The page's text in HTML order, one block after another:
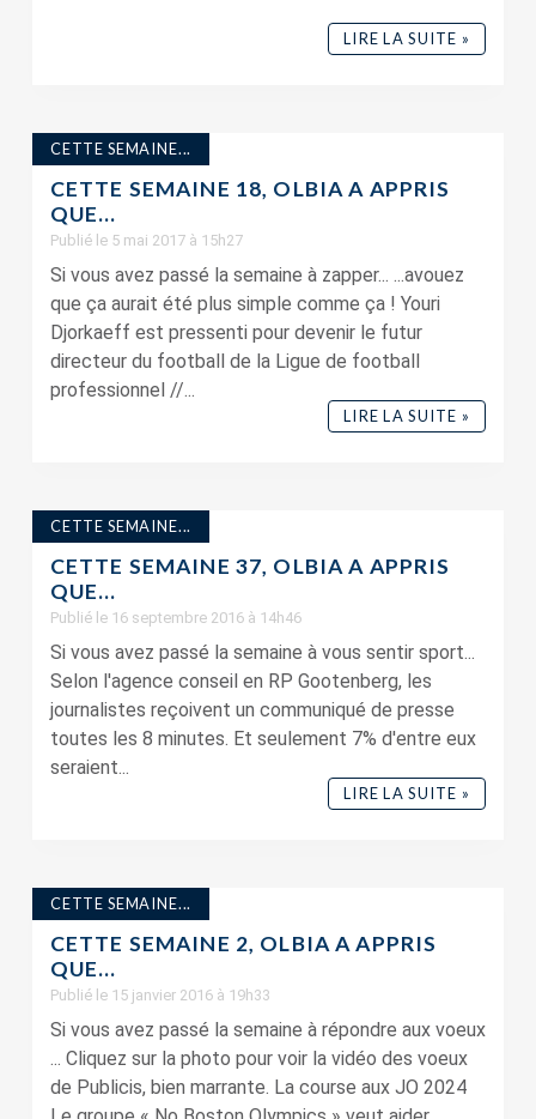
LIRE LA SUITE »
CETTE SEMAINE...
CETTE SEMAINE 18, OLBIA A APPRIS
QUE…
Publié le 5 mai 2017 à 15h27
Si vous avez passé la semaine à zapper... ...avouez
que ça aurait été plus simple comme ça ! Youri
Djorkaeff est pressenti pour devenir le futur
directeur du football de la Ligue de football
professionnel //...
LIRE LA SUITE »
CETTE SEMAINE...
CETTE SEMAINE 37, OLBIA A APPRIS
QUE…
Publié le 16 septembre 2016 à 14h46
Si vous avez passé la semaine à vous sentir sport...
Selon l'agence conseil en RP Gootenberg, les
journalistes reçoivent un communiqué de presse
toutes les 8 minutes. Et seulement 7% d'entre eux
seraient...
LIRE LA SUITE »
CETTE SEMAINE...
CETTE SEMAINE 2, OLBIA A APPRIS
QUE…
Publié le 15 janvier 2016 à 19h33
Si vous avez passé la semaine à répondre aux voeux
... Cliquez sur la photo pour voir la vidéo des voeux
de Publicis, bien marrante. La course aux JO 2024